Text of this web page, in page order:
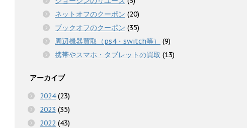
ネットオフのクーポン (20)
ブックオフのクーポン (35)
周辺機器買取（ps4・switch等）
(9)
携帯やスマホ・タブレットの買取 (13)
アーカイブ
2024(23)
2023 (35)
2022 (43)